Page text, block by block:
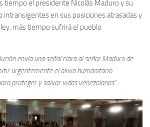
tiempo el presidente Nicolás Maduro y su
intransigentes en sus posiciones atrasadas y
más tiempo sufrirá el pueblo
envía una señal clara al señor Maduro de
urgentemente el alivio humanitario
proteger y salvar vidas venezolanas”.